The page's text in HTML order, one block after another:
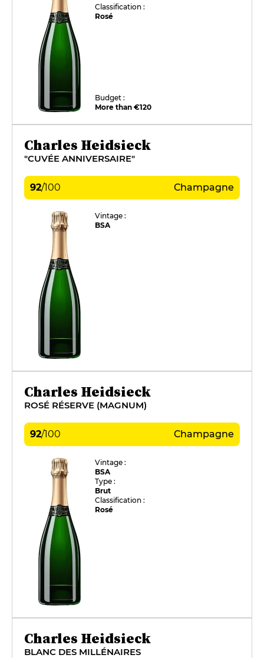
Classification :
Rosé
Budget :
More than €120
Charles Heidsieck
"CUVÉE ANNIVERSAIRE"
92/100 Champagne
Vintage :
BSA
Charles Heidsieck
ROSÉ RÉSERVE (MAGNUM)
92/100 Champagne
Vintage :
BSA
Type :
Brut
Classification :
Rosé
Charles Heidsieck
BLANC DES MILLÉNAIRES